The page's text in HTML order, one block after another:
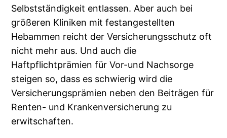
Selbstständigkeit entlassen. Aber auch bei
größeren Kliniken mit festangestellten
Hebammen reicht der Versicherungsschutz oft
nicht mehr aus. Und auch die
Haftpflichtprämien für Vor-und Nachsorge
steigen so, dass es schwierig wird die
Versicherungsprämien neben den Beiträgen für
Renten- und Krankenversicherung zu
erwitschaften.